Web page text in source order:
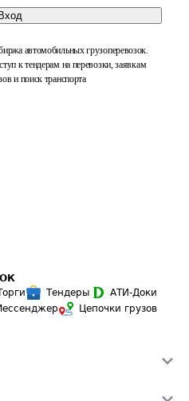
Вход
автомобильных грузоперевозок.
к тендерам на перевозки, заявкам
и поиск транспорта
Тендеры
АТИ-Доки
Цепочки грузов